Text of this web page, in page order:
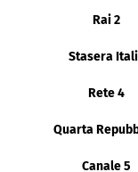
Rai 2
Stasera
Rete 4
Quarta
Canale 5